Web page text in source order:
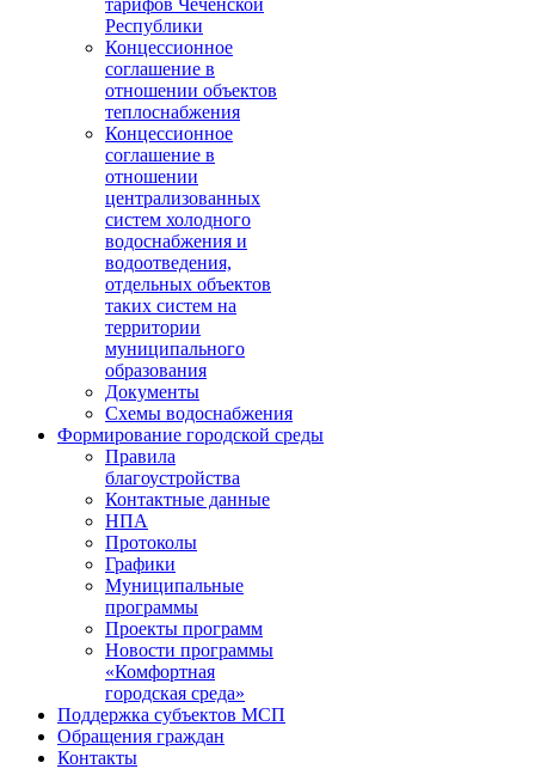
тарифов Чеченской
Республики
Концессионное
соглашение в
отношении объектов
теплоснабжения
Концессионное
соглашение в
отношении
централизованных
систем холодного
водоснабжения и
водоотведения,
отдельных объектов
таких систем на
территории
муниципального
образования
Документы
Схемы водоснабжения
Формирование городской среды
Правила
благоустройства
Контактные данные
НПА
Протоколы
Графики
Муниципальные
программы
Проекты программ
Новости программы
«Комфортная
городская среда»
Поддержка субъектов МСП
Обращения граждан
Контакты